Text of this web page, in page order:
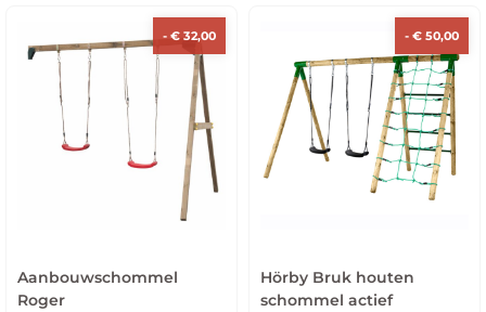
-€ 32,00
Aanbouwschommel
Roger
-€ 50,00
Hörby Bruk houten
schommel actief